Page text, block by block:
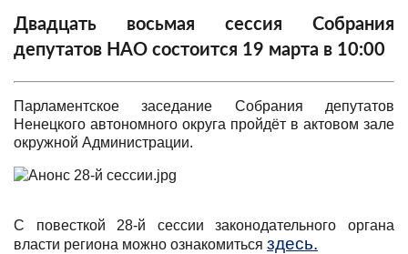
Двадцать восьмая сессия Собрания
депутатов НАО состоится 19 марта в 10:00
Парламентское заседание Собрания депутатов
Ненецкого автономного округа пройдёт в актовом зале
окружной Администрации.
С повесткой 28-й сессии законодательного органа
власти региона можно ознакомиться здесь.